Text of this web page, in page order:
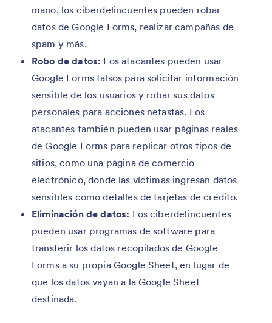
mano, los ciberdelincuentes pueden robar
datos de Google Forms, realizar campañas de
spam y más.
Robo de datos: Los atacantes pueden usar
Google Forms falsos para solicitar información
sensible de los usuarios y robar sus datos
personales para acciones nefastas. Los
atacantes también pueden usar páginas reales
de Google Forms para replicar otros tipos de
sitios, como una página de comercio
electrónico, donde las víctimas ingresan datos
sensibles como detalles de tarjetas de crédito.
Eliminación de datos: Los ciberdelincuentes
pueden usar programas de software para
transferir los datos recopilados de Google
Forms a su propia Google Sheet, en lugar de
que los datos vayan a la Google Sheet
destinada.